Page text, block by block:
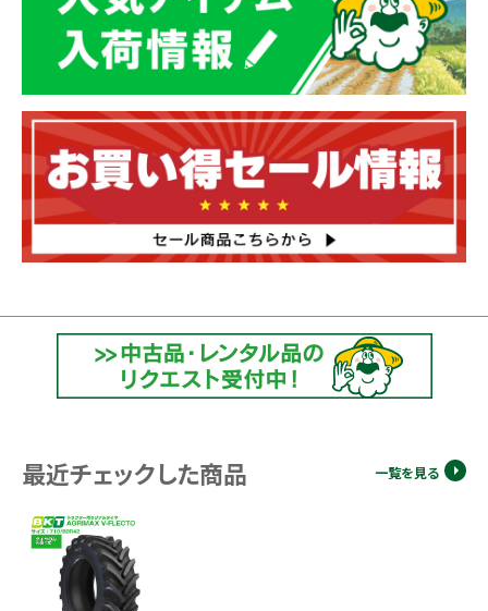
最近チェックした商品 一覧を見る